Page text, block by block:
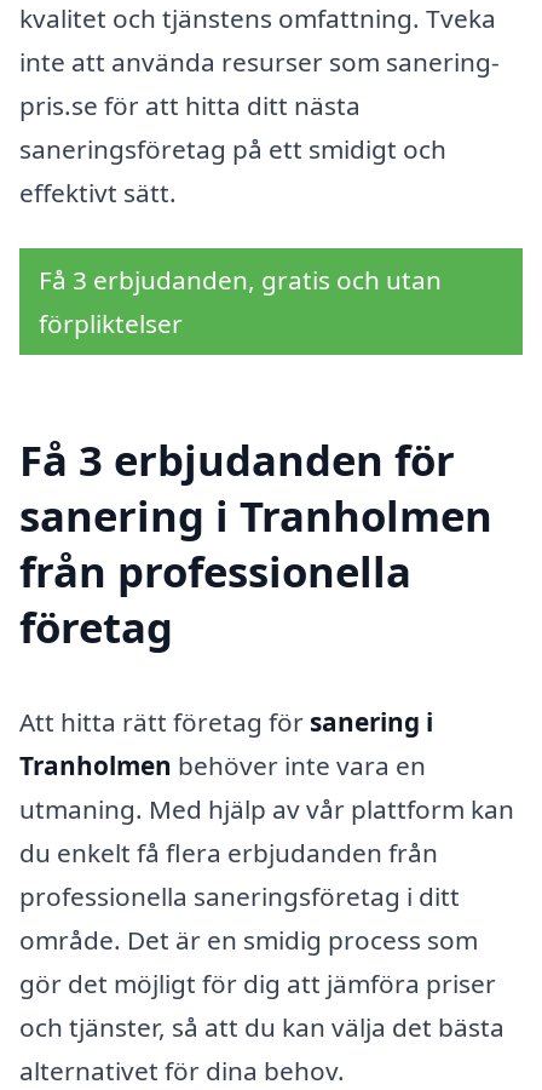
kvalitet och tjänstens omfattning. Tveka
inte att använda resurser som sanering-
pris.se för att hitta ditt nästa
saneringsföretag på ett smidigt och
effektivt sätt.
Få 3 erbjudanden, gratis och utan
förpliktelser
Få 3 erbjudanden för
sanering i Tranholmen
från professionella
företag
Att hitta rätt företag för sanering i
Tranholmen behöver inte vara en
utmaning. Med hjälp av vår plattform kan
du enkelt få flera erbjudanden från
professionella saneringsföretag i ditt
område. Det är en smidig process som
gör det möjligt för dig att jämföra priser
och tjänster, så att du kan välja det bästa
alternativet för dina behov.